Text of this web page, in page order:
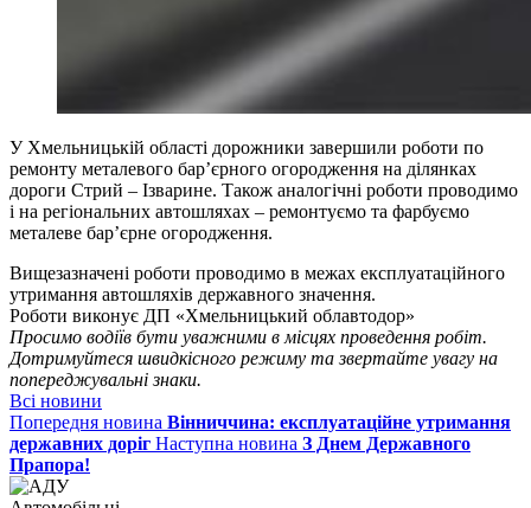
У Хмельницькій області дорожники завершили роботи по
ремонту металевого бар’єрного огородження на ділянках
дороги Стрий – Ізварине. Також аналогічні роботи проводимо
і на регіональних автошляхах – ремонтуємо та фарбуємо
металеве бар’єрне огородження.
Вищезазначені роботи проводимо в межах експлуатаційного
утримання автошляхів державного значення.
Роботи виконує ДП «Хмельницький облавтодор»
Просимо водіїв бути уважними в місцях проведення робіт.
Дотримуйтеся швидкісного режиму та звертайте увагу на
попереджувальні знаки.
Всі новини
Попередня новина Вінниччина: експлуатаційне утримання
державних доріг Наступна новина З Днем Державного
Прапора!